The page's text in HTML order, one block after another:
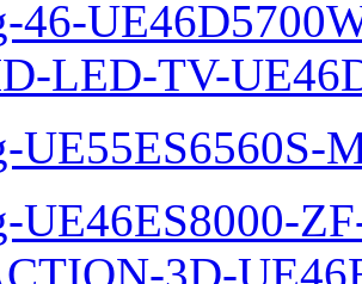
46-
LED-TV-
UE55ES6560S-
UE46ES8000-